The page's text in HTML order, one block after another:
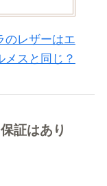
のレザーはエ
メスと同じ？
証はあり